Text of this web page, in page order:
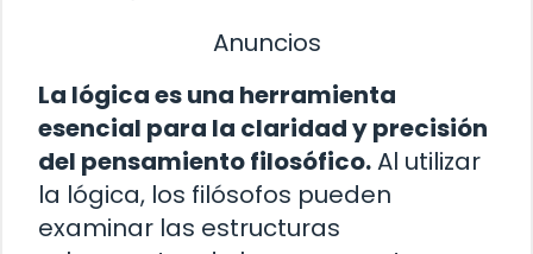
Anuncios
La lógica es una herramienta
esencial para la claridad y precisión
del pensamiento filosófico.Al utilizar
la lógica, los filósofos pueden
examinar las estructuras